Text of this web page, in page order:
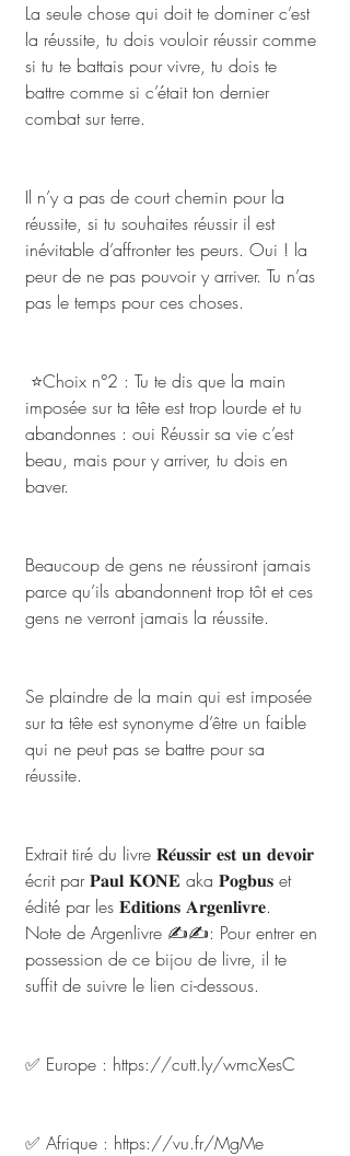
La seule chose qui doit te dominer c’est
la réussite, tu dois vouloir réussir comme
si tu te battais pour vivre, tu dois te
battre comme si c’était ton dernier
combat sur terre.
Il n’y a pas de court chemin pour la
réussite, si tu souhaites réussir il est
inévitable d’affronter tes peurs. Oui ! la
peur de ne pas pouvoir y arriver. Tu n’as
pas le temps pour ces choses.
imposée sur ta tête est trop lourde et tu
abandonnes : oui Réussir sa vie c’est
beau, mais pour y arriver, tu dois en
baver.
Beaucoup de gens ne réussiront jamais
parce qu’ils abandonnent trop tôt et ces
gens ne verront jamais la réussite.
Se plaindre de la main qui est imposée
sur ta tête est synonyme d’être un faible
qui ne peut pas se battre pour sa
réussite.
Extrait tiré du livre 𝐑𝐞́𝐮𝐬𝐬𝐢𝐫 𝐞𝐬𝐭 𝐮𝐧 𝐝𝐞𝐯𝐨𝐢𝐫
écrit par 𝐏𝐚𝐮𝐥 𝐊𝐎𝐍𝐄 aka 𝐏𝐨𝐠𝐛𝐮𝐬 et
édité par les 𝐄𝐝𝐢𝐭𝐢𝐨𝐧𝐬 𝐀𝐫𝐠𝐞𝐧𝐥𝐢𝐯𝐫𝐞.
Note de Argenlivre ✍️✍️: Pour entrer en
possession de ce bijou de livre, il te
suffit de suivre le lien ci-dessous.
✅ Europe : https://cutt.ly/wmcXesC
✅ Afrique : https://vu.fr/MgMe